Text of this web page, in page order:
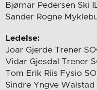
Bjørnar Pedersen Ski
Sander Rogne
Ledelse:
Joar Gjerde Trener
Vidar Gjesdal Trener
Tom Erik Riis Fysio
Sindre Yngve Walstad